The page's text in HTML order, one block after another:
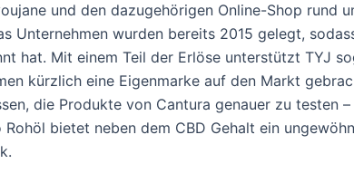
und den dazugehörigen Online-Shop
Unternehmen wurden bereits 2015 gelegt,
hat. Mit einem Teil der Erlöse unterstützt TYJ
kürzlich eine Eigenmarke auf den Markt
die Produkte von Cantura genauer zu testen
Rohöl bietet neben dem CBD Gehalt ein